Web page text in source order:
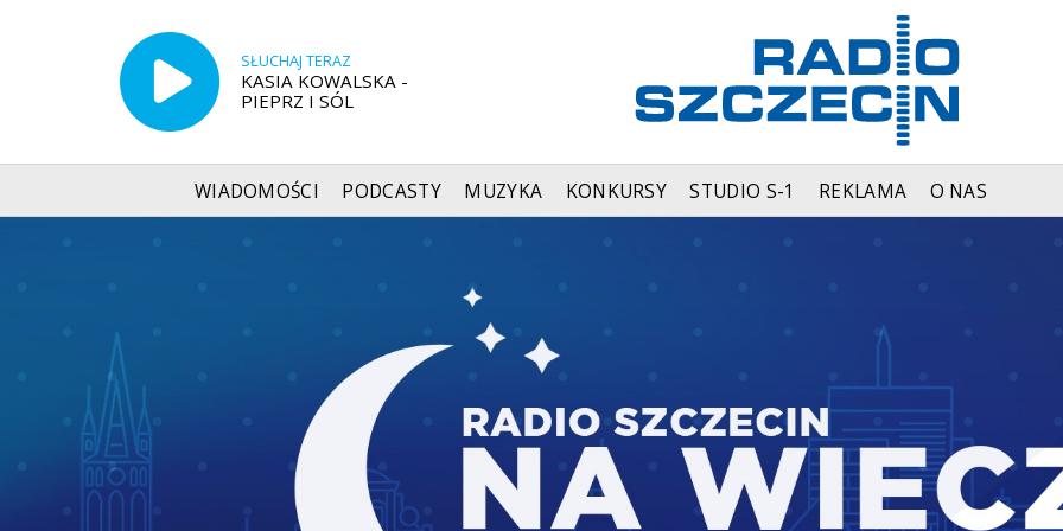
SŁUCHAJ TERAZ
KASIA KOWALSKA -
PIEPRZ I SÓL
WIADOMOŚCI PODCASTY MUZYKA KONKURSY STUDIO S-1 REKLAMA O NAS